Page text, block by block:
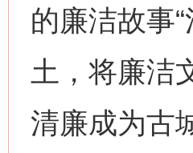
的廉洁故事
土，将廉洁
清廉成为古